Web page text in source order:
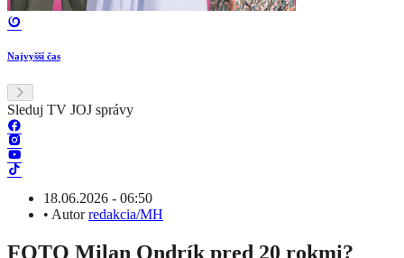
Najvyšší čas
Sleduj TV JOJ správy
18.06.2026 - 06:50
• Autorredakcia/MH
FOTO Milan Ondrík pred 20 rokmi?